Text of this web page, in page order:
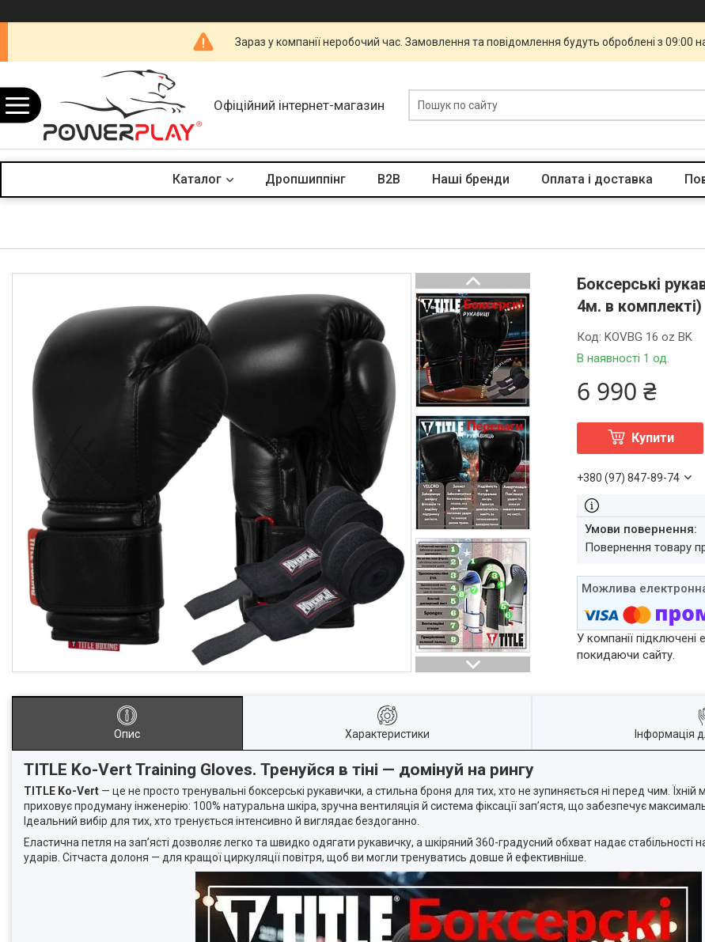
Зараз у компанії неробочий час. Замовлення та повідомлення будуть оброблені з 09:00
Офіційний інтернет-магазин
Каталог Дропшиппінг B2B Наші бренди Оплата і доставка
Боксерські
4м. в комплекті)
В наявності 1 од.
Код:KOVBG 16 oz BK
6 990 ₴
Купити
+380 (97) 847-89-74
повернення товару
У компанії
покидаючи сайту.
Опис Характеристики Інформація
TITLE Ko-Vert Training Gloves. Тренуйся в тіні — домінуй на рингу
TITLE Ko-Vert — це не просто тренувальні боксерські рукавички, а стильна броня для тих, хто не зупиняється ні перед чим. Їхній
приховує продуману інженерію: 100% натуральна шкіра, зручна вентиляція й система фіксації зап’ястя, що забезпечує
Ідеальний вибір для тих, хто тренується інтенсивно й виглядає бездоганно.
Еластична петля на зап’ясті дозволяє легко та швидко одягати рукавичку, а шкіряний 360-градусний обхват надає стабільності
ударів. Сітчаста долоня — для кращої циркуляції повітря, щоб ви могли тренуватись довше й ефективніше.